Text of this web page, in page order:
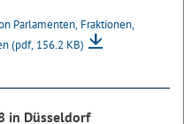
Parlamenten, Fraktionen,
(pdf, 156.2 KB)
in Düsseldorf